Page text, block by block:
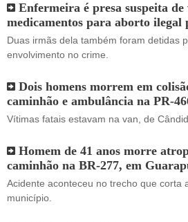
Enfermeira é presa suspeita de
medicamentos para aborto ilegal
Duas irmãs dela também foram detidas
envolvimento no crime.
Dois homens morrem em
caminhão e ambulância na PR-
Vítimas fatais estavam na van, de
Homem de 41 anos morre
caminhão na BR-277, em
Acidente aconteceu no trecho que corta
município.